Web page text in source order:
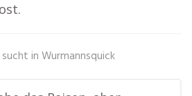
sucht in Wurmannsquick